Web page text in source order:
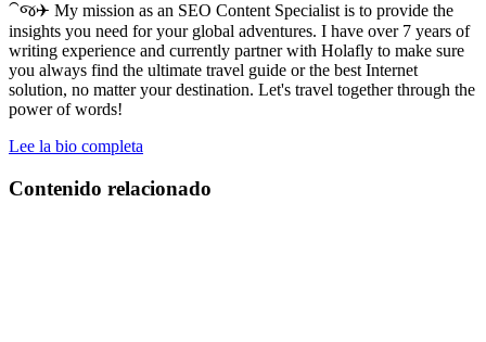
⁀જ✈︎ My mission as an SEO Content Specialist is to provide the
insights you need for your global adventures. I have over 7 years of
writing experience and currently partner with Holafly to make sure
you always find the ultimate travel guide or the best Internet
solution, no matter your destination. Let's travel together through the
power of words!
Lee la bio completa
Contenido relacionado